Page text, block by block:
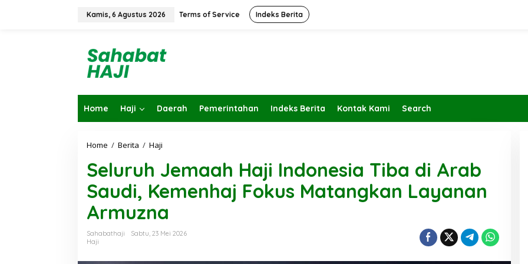
Kamis, 6 Agustus 2026 Terms of Service Indeks Berita
Home Haji Daerah Pemerintahan Indeks Berita Kontak Kami Search
Home / Berita / Haji
u
r
u
h
J
e
a
Seluruh Jemaah Haji Indonesia Tiba di Arab
Saudi, Kemenhaj Fokus Matangkan Layanan
Armuzna
Sahabathaji
Sabtu, 23 Mei 2026
Haji
Kembalikan Peran dan Fungsi
KBIHU Pada Jalurnya